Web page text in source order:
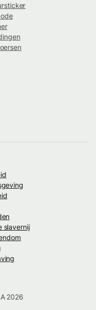
slavernij
2026